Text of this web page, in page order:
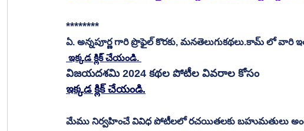
********
ఏ. అన్నపూర్ణ గారి ప్రొఫైల్ కొరకు, మనతెలుగుకథలు.కామ్ లో వారి
ఇక్కడ క్లిక్ చేయండి.
విజయదశమి 2024 కథల పోటీల వివరాల కోసం
ఇక్కడ క్లిక్ చేయండి.
మేము నిర్వహించే వివిధ పోటీలలో రచయితలకు బహుమతులు